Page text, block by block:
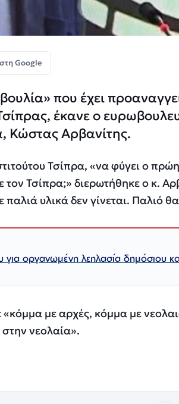
Google
που έχει
έκανε ο
Κώστας Αρβανίτης.
Τσίπρα, «να φύγει ο
Τσίπρα;» διερωτήθηκε ο κ.
υλικά δεν γίνεται. Παλιό θα
οργανωμένη λεηλασία δημόσιου
«κόμμα με αρχές, κόμμα με
νεολαία».